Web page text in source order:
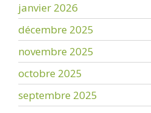
janvier 2026
décembre 2025
novembre 2025
octobre 2025
septembre 2025